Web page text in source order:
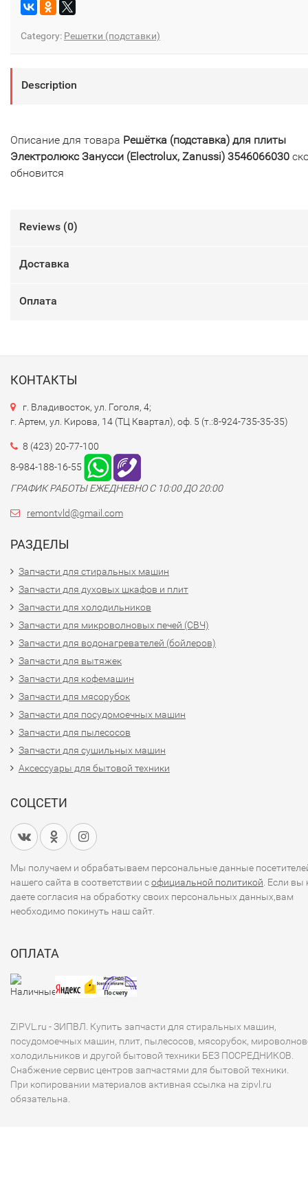
Category: Решетки (подставки)
Description
Описание для товара Решётка (подставка) для плиты
Электролюкс Занусси (Electrolux, Zanussi) 3546066030
обновится
Reviews (0)
Доставка
Оплата
КОНТАКТЫ
г. Владивосток, ул. Гоголя, 4;
г. Артем, ул. Кирова, 14 (ТЦ Квартал), оф. 5 (т.:8-924-735-35-35)
8 (423) 20-77-100
8-984-188-16-55
ГРАФИК РАБОТЫ ЕЖЕДНЕВНО С 10:00 ДО 20:00
remontvld@gmail.com
РАЗДЕЛЫ
Запчасти для стиральных машин
Запчасти для духовых шкафов и плит
Запчасти для холодильников
Запчасти для микроволновых печей (СВЧ)
Запчасти для водонагревателей (бойлеров)
Запчасти для вытяжек
Запчасти для кофемашин
Запчасти для мясорубок
Запчасти для посудомоечных машин
Запчасти для пылесосов
Запчасти для сушильных машин
Аксессуары для бытовой техники
СОЦСЕТИ
Мы получаем и обрабатываем персональные данные
нашего сайта в соответствии софициальной политикой . Если вы
даете согласия на обработку своих персональных данных,вам
необходимо покинуть наш сайт.
ОПЛАТА
ZIPVL.ru - ЗИПВЛ. Купить запчасти для стиральных машин,
посудомоечных машин, плит, пылесосов, мясорубок,
холодильников и другой бытовой техники БЕЗ ПОСРЕДНИКОВ.
Снабжение сервис центров запчастями для бытовой техники.
При копировании материалов активная ссылка на zipvl.ru
обязательна.